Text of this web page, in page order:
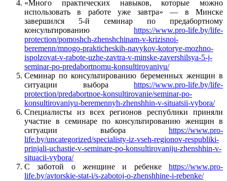
«Много практических навыков, которые можно
использовать в работе уже завтра» — в Минске
завершился 5-й семинар по предабортному
консультированию https://www.pro-life.by/life-
protection/pomoshch-zhenshchinam-v-krizisnoi-
beremenn/mnogo-prakticheskih-navykov-kotorye-mozhno-
ispolzovat-v-rabote-uzhe-zavtra-v-minske-zavershilsya-5-j-
seminar-po-predabortnomu-konsultirovaniyu/
Семинар по консультированию беременных женщин в
ситуации выбора https://www.pro-life.by/life-
protection/predabortnoe-konsultirovanie/seminar-po-
konsultirovaniyu-beremennyh-zhenshhin-v-situatsii-vybora/
Специалисты из всех регионов республики приняли
участие в семинаре по консультированию женщин в
ситуации выбора https://www.pro-
life.by/uncategorized/specialisty-iz-vseh-regionov-respubliki-
prinjali-uchastie-v-seminare-po-konsultirovaniju-zhenshhin-v-
situacii-vybora/
С заботой о женщине и ребенке https://www.pro-
life.by/avtorskie-stat-i/s-zabotoj-o-zhenshhine-i-rebenke/